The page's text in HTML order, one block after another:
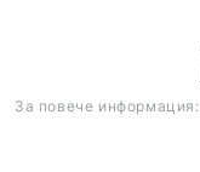
За повече информация: